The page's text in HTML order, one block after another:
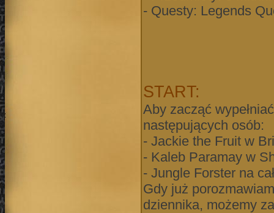
- Questy: Legends
START:
Aby zacząć
następujących osób:
- Jackie the Fruit w
- Kaleb Paramay w
- Jungle Forster na
Gdy już
dziennika, możemy